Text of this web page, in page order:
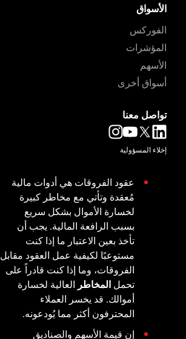
الأسواق
الفوركس
المؤشرات
الأسهم
أسواق أخرى
تواصل معنا
إخلاء المسؤولية
عقود الفروقات هي أدوات مالية
مُعقدة وتأتي مع مخاطر كبيرة
لخسارة الأموال بشكل سريع
بسبب الرافعة المالية. يجب أن
تأخذ بعين الاعتبار ما إذا كنت
مستوعبًا لكيفية عمل العقود مقابل
الفروقات، وما إذا كنت قادراً على
تحمل المخاطر العالية لخسارة
أموالك. قد يخسر العملاء
المحترفون أكثر مما يُودعونه.
إن قيمة الأسهم والصناديق